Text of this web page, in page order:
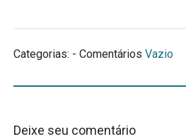
Categorias: - Comentários Vazio
Deixe seu comentário